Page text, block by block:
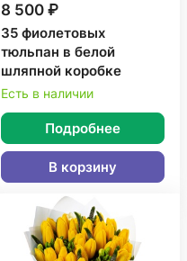
8 500 ₽
35 фиолетовых
тюльпан в белой
шляпной коробке
Есть в наличии
Подробнее
В корзину